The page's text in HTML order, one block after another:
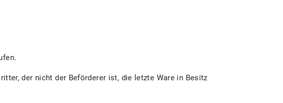
der nicht der Beförderer ist, die letzte Ware in Besitz